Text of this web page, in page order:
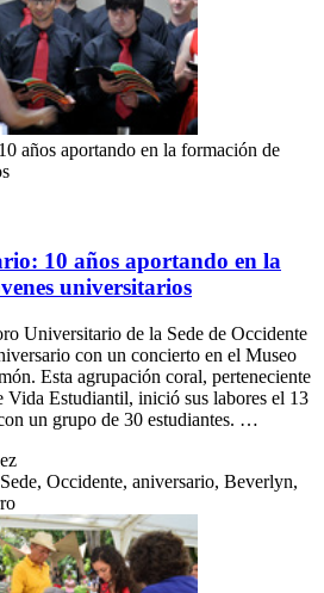
años aportando en la formación de
10 años aportando en la
universitarios
Universitario de la Sede de Occidente
con un concierto en el Museo
Esta agrupación coral, perteneciente
Vida Estudiantil, inició sus labores el 13
un grupo de 30 estudiantes. …
Occidente, aniversario, Beverlyn,